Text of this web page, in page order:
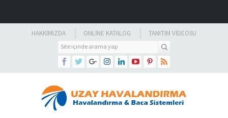
HAKKIMIZDA ONLINE KATALOG TANITIM VIDEOSU